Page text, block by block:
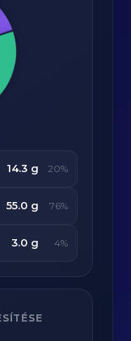
14.3 g 20%
55.0 g 76%
3.0 g 4%